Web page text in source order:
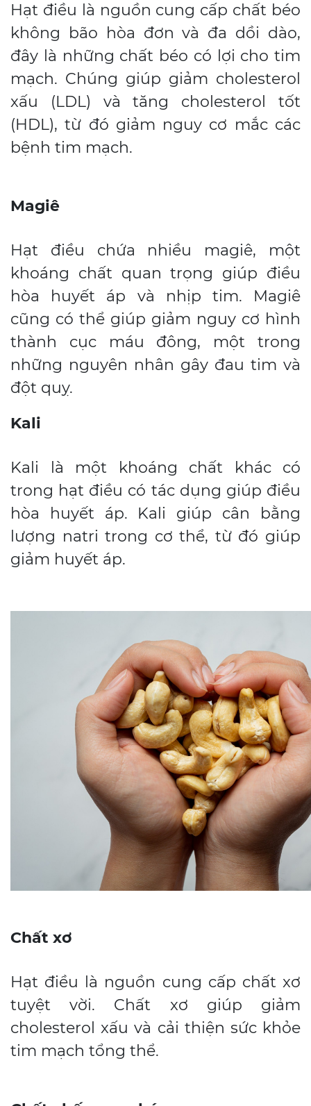
Hạt điều là nguồn cung cấp chất béo
không bão hòa đơn và đa dồi dào,
đây là những chất béo có lợi cho tim
mạch. Chúng giúp giảm cholesterol
xấu (LDL) và tăng cholesterol tốt
(HDL), từ đó giảm nguy cơ mắc các
bệnh tim mạch.
Magiê
Hạt điều chứa nhiều magiê, một
khoáng chất quan trọng giúp điều
hòa huyết áp và nhịp tim. Magiê
cũng có thể giúp giảm nguy cơ hình
thành cục máu đông, một trong
những nguyên nhân gây đau tim và
đột quỵ.
Kali
Kali là một khoáng chất khác có
trong hạt điều có tác dụng giúp điều
hòa huyết áp. Kali giúp cân bằng
lượng natri trong cơ thể, từ đó giúp
giảm huyết áp.
Chất xơ
Hạt điều là nguồn cung cấp chất xơ
tuyệt vời. Chất xơ giúp giảm
cholesterol xấu và cải thiện sức khỏe
tim mạch tổng thể.